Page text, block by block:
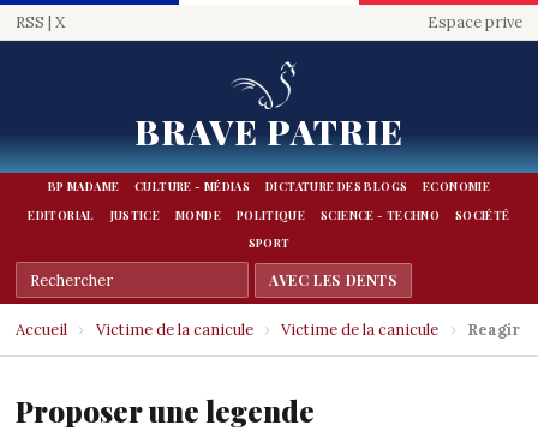
RSS | X Espace prive
BRAVE PATRIE
BP MADAME CULTURE - MÉDIAS DICTATURE DES BLOGS
ECONOMIE
EDITORIAL
JUSTICE MONDE POLITIQUE SCIENCE - TECHNO
SOCIÉTÉ
SPORT
Accueil › Victime de la canicule › Victime de la canicule › Reagir
Proposer une legende